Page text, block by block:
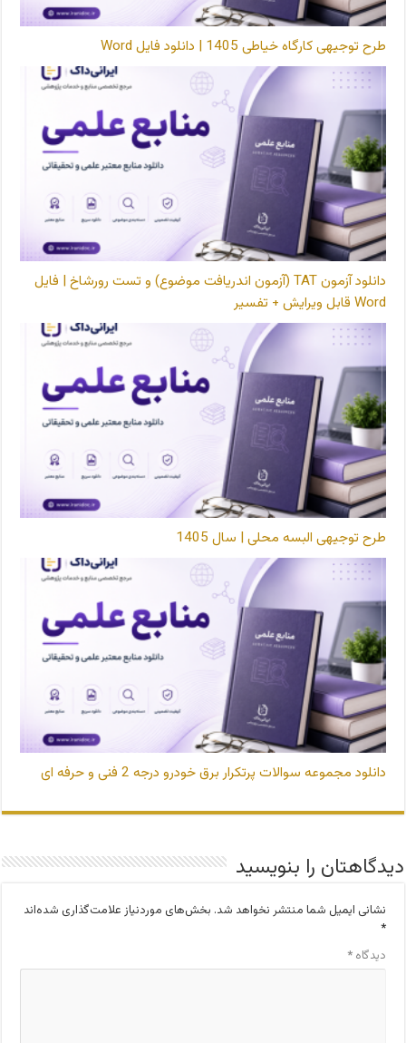
طرح توجیهی کارگاه خیاطی 1405 | دانلود فایل Word
دانلود آزمون TAT (آزمون اندریافت موضوع) و تست رورشاخ | فایل
Word قابل ویرایش + تفسیر
طرح توجیهی البسه محلی | سال 1405
دانلود مجموعه سوالات پرتکرار برق خودرو درجه 2 فنی و حرفه ای
دیدگاهتان را بنویسید
نشانی ایمیل شما منتشر نخواهد شد. بخش‌های موردنیاز علامت‌گذاری شده‌اند
*
دیدگاه*